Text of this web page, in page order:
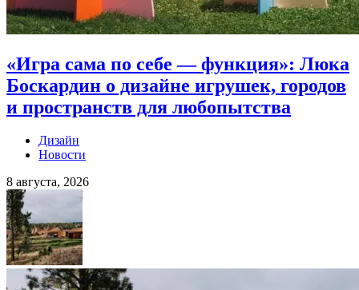
«Игра сама по себе — функция»: Люка
Боскардин о дизайне игрушек, городов
и пространств для любопытства
Дизайн
Новости
8 августа, 2026